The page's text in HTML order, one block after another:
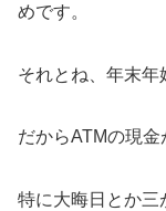
めです。
それとね、年末年
だからATMの現金
特に大晦日とか三